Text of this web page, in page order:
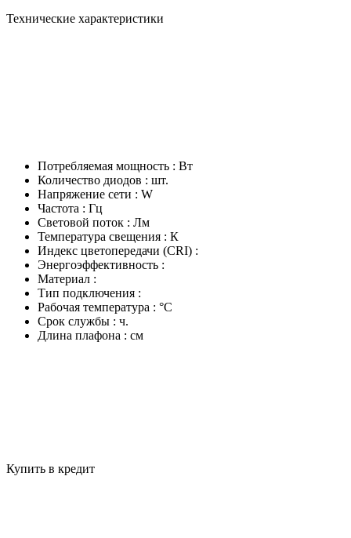
Технические характеристики
Потребляемая мощность : Вт
Количество диодов : шт.
Напряжение сети : W
Частота : Гц
Световой поток : Лм
Температура свещения : К
Индекс цветопередачи (CRI) :
Энергоэффективность :
Материал :
Тип подключения :
Рабочая температура : °C
Срок службы : ч.
Длина плафона : см
Купить в кредит